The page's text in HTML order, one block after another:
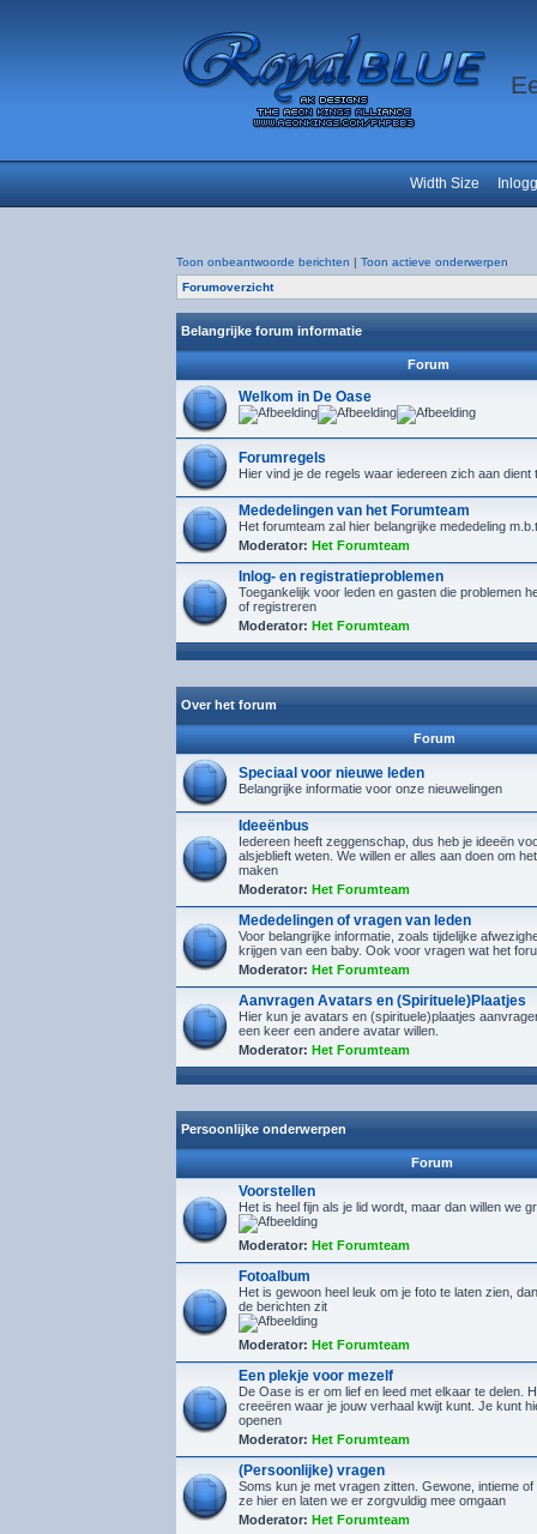
Width Size
Toon onbeantwoorde berichten | Toon actieve onderwerpen
Forumoverzicht
Belangrijke forum informatie
Forum
Welkom in De Oase
Forumregels
Hier vind je de regels waar iedereen zich aan dient
Mededelingen van het Forumteam
Het forumteam zal hier belangrijke mededeling
Moderator: Het Forumteam
Inlog- en registratieproblemen
Toegankelijk voor leden en gasten die problemen
of registreren
Moderator: Het Forumteam
Over het forum
Forum
Speciaal voor nieuwe leden
Belangrijke informatie voor onze nieuwelingen
Ideeënbus
Iedereen heeft zeggenschap, dus heb je ideeën
alsjeblieft weten. We willen er alles aan doen om
maken
Moderator: Het Forumteam
Mededelingen of vragen van leden
Voor belangrijke informatie, zoals tijdelijke
krijgen van een baby. Ook voor vragen wat het
Moderator: Het Forumteam
Aanvragen Avatars en (Spirituele)Plaatjes
Hier kun je avatars en (spirituele)plaatjes
een keer een andere avatar willen.
Moderator: Het Forumteam
Persoonlijke onderwerpen
Forum
Voorstellen
Het is heel fijn als je lid wordt, maar dan willen we
Moderator: Het Forumteam
Fotoalbum
Het is gewoon heel leuk om je foto te laten zien,
de berichten zit
Moderator: Het Forumteam
Een plekje voor mezelf
De Oase is er om lief en leed met elkaar te delen.
creeëren waar je jouw verhaal kwijt kunt. Je kunt
openen
Moderator: Het Forumteam
(Persoonlijke) vragen
Soms kun je met vragen zitten. Gewone, intieme
ze hier en laten we er zorgvuldig mee omgaan
Moderator: Het Forumteam